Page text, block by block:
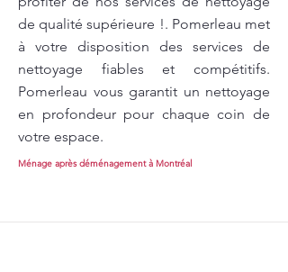
de qualité supérieure !. Pomerleau met
à votre disposition des services de
nettoyage fiables et compétitifs.
Pomerleau vous garantit un nettoyage
en profondeur pour chaque coin de
votre espace.
Ménage après déménagement à Montréal